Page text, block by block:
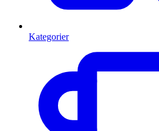
Kategorier